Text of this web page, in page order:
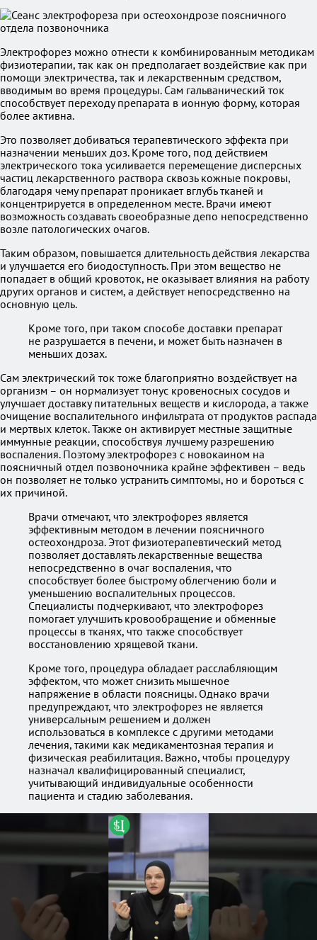
Электрофорез можно отнести к комбинированным методикам
физиотерапии, так как он предполагает воздействие как при
помощи электричества, так и лекарственным средством,
вводимым во время процедуры. Сам гальванический ток
способствует переходу препарата в ионную форму, которая
более активна.
Это позволяет добиваться терапевтического эффекта при
назначении меньших доз. Кроме того, под действием
электрического тока усиливается перемещение дисперсных
частиц лекарственного раствора сквозь кожные покровы,
благодаря чему препарат проникает вглубь тканей и
концентрируется в определенном месте. Врачи имеют
возможность создавать своеобразные депо непосредственно
возле патологических очагов.
Таким образом, повышается длительность действия лекарства
и улучшается его биодоступность. При этом вещество не
попадает в общий кровоток, не оказывает влияния на работу
других органов и систем, а действует непосредственно на
основную цель.
Кроме того, при таком способе доставки препарат
не разрушается в печени, и может быть назначен в
меньших дозах.
Сам электрический ток тоже благоприятно воздействует на
организм – он нормализует тонус кровеносных сосудов и
улучшает доставку питательных веществ и кислорода, а также
очищение воспалительного инфильтрата от продуктов распада
и мертвых клеток. Также он активирует местные защитные
иммунные реакции, способствуя лучшему разрешению
воспаления. Поэтому электрофорез с новокаином на
поясничный отдел позвоночника крайне эффективен – ведь
он позволяет не только устранить симптомы, но и бороться с
их причиной.
Врачи отмечают, что электрофорез является
эффективным методом в лечении поясничного
остеохондроза. Этот физиотерапевтический метод
позволяет доставлять лекарственные вещества
непосредственно в очаг воспаления, что
способствует более быстрому облегчению боли и
уменьшению воспалительных процессов.
Специалисты подчеркивают, что электрофорез
помогает улучшить кровообращение и обменные
процессы в тканях, что также способствует
восстановлению хрящевой ткани.
Кроме того, процедура обладает расслабляющим
эффектом, что может снизить мышечное
напряжение в области поясницы. Однако врачи
предупреждают, что электрофорез не является
универсальным решением и должен
использоваться в комплексе с другими методами
лечения, такими как медикаментозная терапия и
физическая реабилитация. Важно, чтобы процедуру
назначал квалифицированный специалист,
учитывающий индивидуальные особенности
пациента и стадию заболевания.